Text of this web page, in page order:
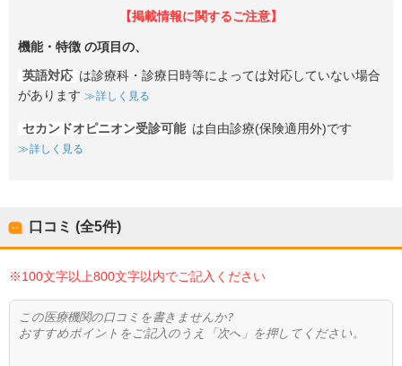
【掲載情報に関するご注意】
機能・特徴 の項目の、
英語対応 は診療科・診療日時等によっては対応していない場合
があります
詳しく見る
セカンドオピニオン受診可能 は自由診療(保険適用外)です
詳しく見る
口コミ (全5件)
※100文字以上800文字以内でご記入ください